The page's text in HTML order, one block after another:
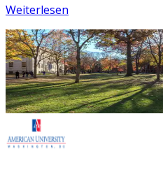
Weiterlesen